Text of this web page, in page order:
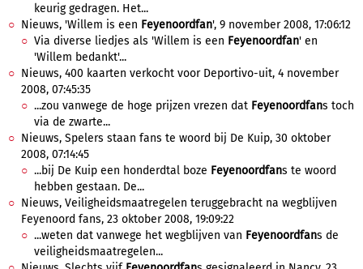
keurig gedragen. Het...
Nieuws, 'Willem is een Feyenoordfan', 9 november 2008, 17:06:12
Via diverse liedjes als 'Willem is een Feyenoordfan' en
'Willem bedankt'...
Nieuws, 400 kaarten verkocht voor Deportivo-uit, 4 november
2008, 07:45:35
...zou vanwege de hoge prijzen vrezen dat Feyenoordfans toch
via de zwarte...
Nieuws, Spelers staan fans te woord bij De Kuip, 30 oktober
2008, 07:14:45
...bij De Kuip een honderdtal boze Feyenoordfans te woord
hebben gestaan. De...
Nieuws, Veiligheidsmaatregelen teruggebracht na wegblijven
Feyenoord fans, 23 oktober 2008, 19:09:22
...weten dat vanwege het wegblijven van Feyenoordfans de
veiligheidsmaatregelen...